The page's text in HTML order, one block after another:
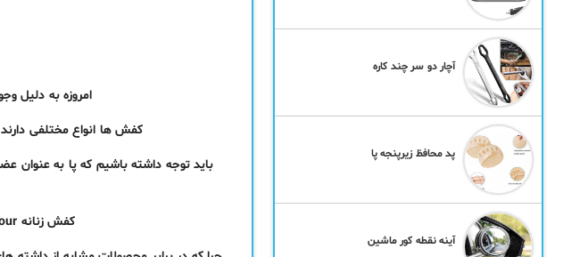
امروزه به دلیل
کفش ها انواع مختلفی
باید توجه داشته باشیم که پا به
کفش زنانه Under Armour مدل Q9408 نوعی انقلاب در عرصه ی کفش های ورزشی محسوب می شود،
آچار دو سر چند کاره
پد محافظ زیرپنجه پا
آینه نقطه کور ماشین